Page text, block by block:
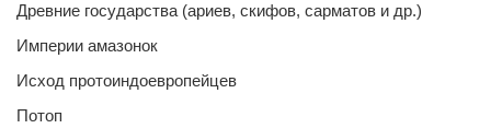
Древние государства (ариев, скифов, сарматов и др.)
Империи амазонок
Исход протоиндоевропейцев
Потоп